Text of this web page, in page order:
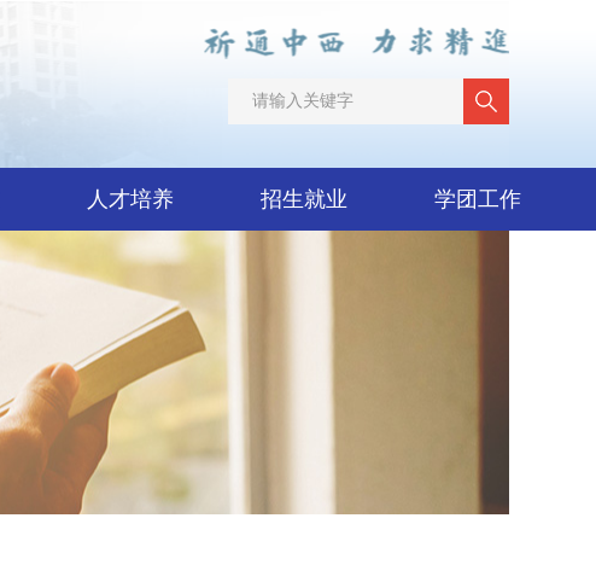
人才培养 招生就业 学团工作